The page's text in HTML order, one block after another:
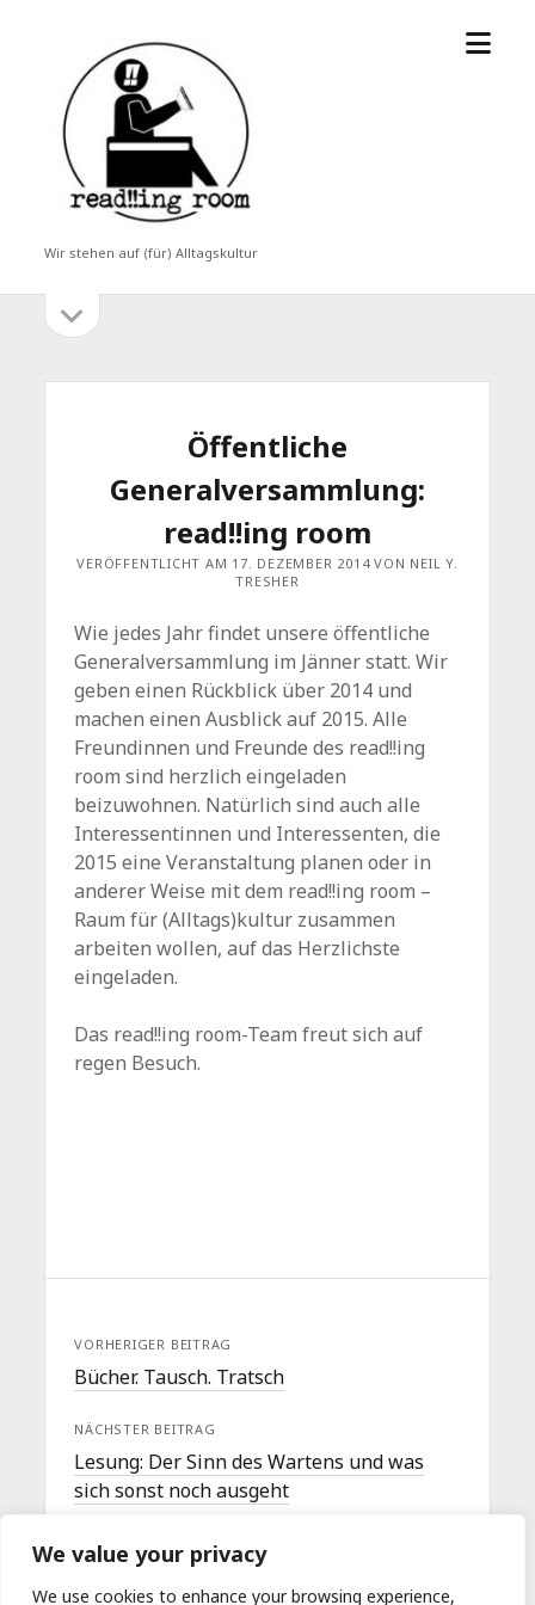
We value your privacy
We use cookies to enhance your browsing experience,
read!!ing
room
Wir stehen auf (für) Alltagskultur
Menü
Seitenleiste
öffnen
Öffentliche
Generalversammlung:
read!!ing room
VERÖFFENTLICHT AM 17. DEZEMBER 2014 VON NEIL Y.
TRESHER
Wie jedes Jahr findet unsere öffentliche
Generalversammlung im Jänner statt. Wir
geben einen Rückblick über 2014 und
machen einen Ausblick auf 2015. Alle
Freundinnen und Freunde des read!!ing
room sind herzlich eingeladen
beizuwohnen. Natürlich sind auch alle
Interessentinnen und Interessenten, die
2015 eine Veranstaltung planen oder in
anderer Weise mit dem read!!ing room –
Raum für (Alltags)kultur zusammen
arbeiten wollen, auf das Herzlichste
eingeladen.
Das read!!ing room-Team freut sich auf
regen Besuch.
VORHERIGER BEITRAG
Bücher. Tausch. Tratsch
NÄCHSTER BEITRAG
Lesung: Der Sinn des Wartens und was
sich sonst noch ausgeht